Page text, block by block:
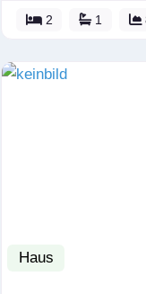
2 1
Haus